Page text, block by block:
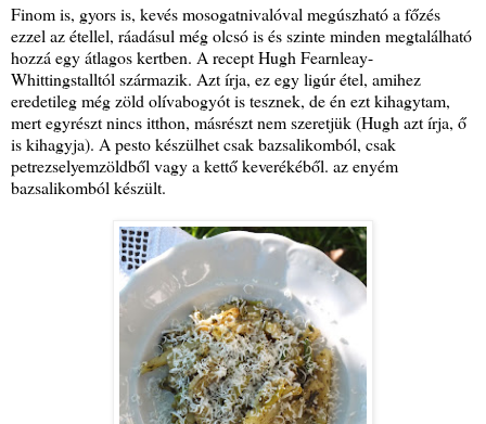
Finom is, gyors is, kevés mosogatnivalóval megúszható a főzés
ezzel az étellel, ráadásul még olcsó is és szinte minden megtalálható
hozzá egy átlagos kertben. A recept Hugh Fearnleay-
Whittingstalltól származik. Azt írja, ez egy ligúr étel, amihez
eredetileg még zöld olívabogyót is tesznek, de én ezt kihagytam,
mert egyrészt nincs itthon, másrészt nem szeretjük (Hugh azt írja, ő
is kihagyja). A pesto készülhet csak bazsalikomból, csak
petrezselyemzöldből vagy a kettő keverékéből. az enyém
bazsalikomból készült.